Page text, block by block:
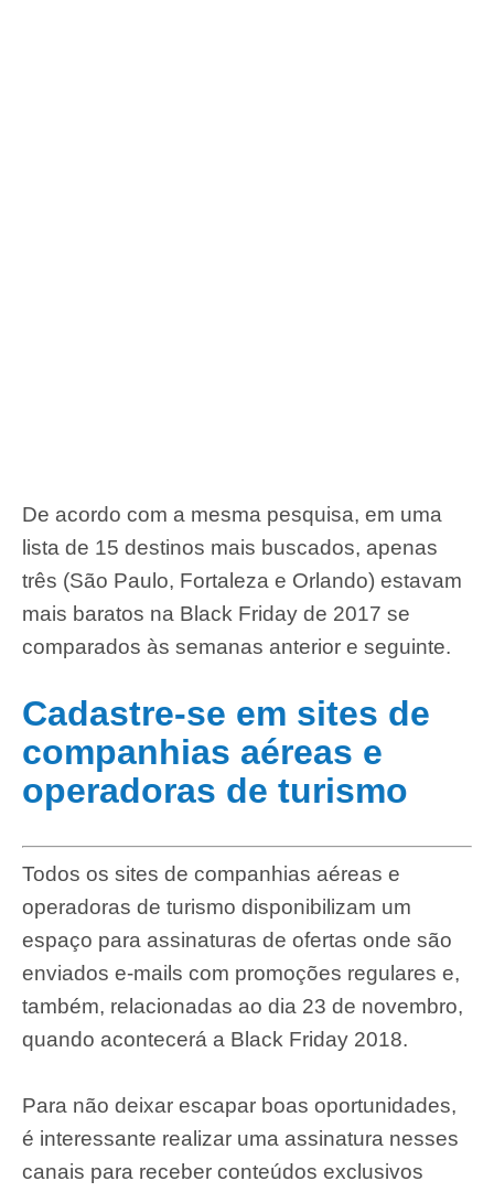
De acordo com a mesma pesquisa, em uma
lista de 15 destinos mais buscados, apenas
três (São Paulo, Fortaleza e Orlando) estavam
mais baratos na Black Friday de 2017 se
comparados às semanas anterior e seguinte.
Cadastre-se em sites de
companhias aéreas e
operadoras de turismo
Todos os sites de companhias aéreas e
operadoras de turismo disponibilizam um
espaço para assinaturas de ofertas onde são
enviados e-mails com promoções regulares e,
também, relacionadas ao dia 23 de novembro,
quando acontecerá a Black Friday 2018.
Para não deixar escapar boas oportunidades,
é interessante realizar uma assinatura nesses
canais para receber conteúdos exclusivos